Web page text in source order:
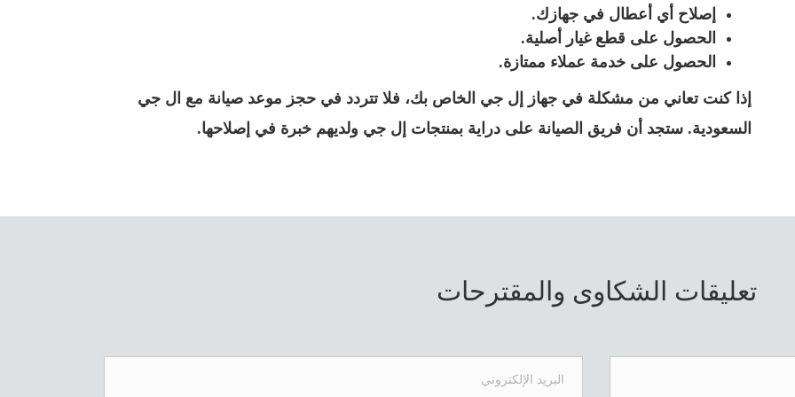
إصلاح أي أعطال في جهازك.
الحصول على قطع غيار أصلية.
الحصول على خدمة عملاء ممتازة.
إذا كنت تعاني من مشكلة في جهاز إل جي الخاص بك، فلا تتردد في حجز موعد صيانة مع ال جي
السعودية. ستجد أن فريق الصيانة على دراية بمنتجات إل جي ولديهم خبرة في إصلاحها.
تعليقات الشكاوى والمقترحات